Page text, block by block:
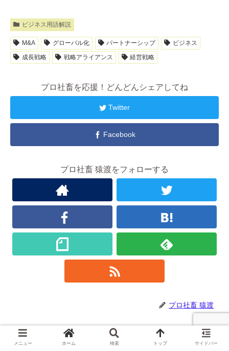
ビジネス用語解説
M&A グローバル化 パートナーシップ
ビジネス
成長戦略
戦略アライアンス 経営戦略
プロ社畜を応援！どんどんシェアしてね
Twitter
Facebook
プロ社畜 猿渡をフォローする
プロ社畜 猿渡
関連記事
メニュー ホーム 検索 トップ サイドバー